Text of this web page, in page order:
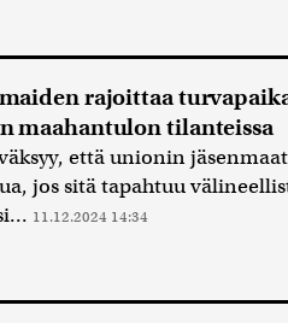
rajoittaa
maahantulon tilanteissa
että unionin
jos sitä tapahtuu
11.12.2024 14:34